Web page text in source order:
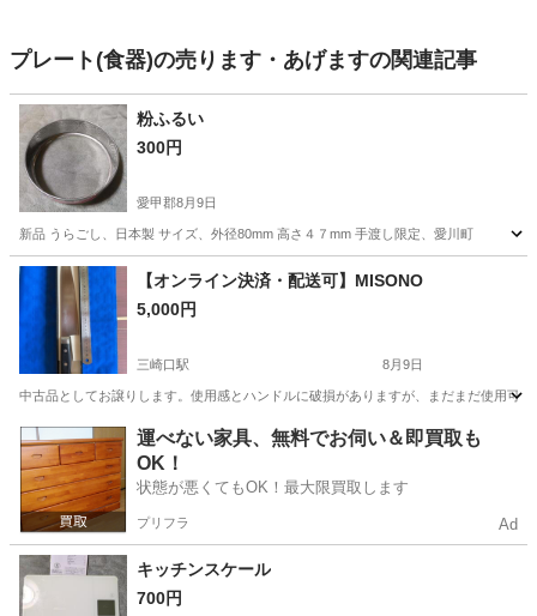
プレート(食器)の売ります・あげますの関連記事
粉ふるい
300円
愛甲郡8月9日
新品 うらごし、日本製 サイズ、外径80mm 高さ４７mm 手渡し限定、愛川町
神奈川 愛甲郡 調理器具
【オンライン決済・配送可】MISONO
5,000円
三崎口駅 8月9日
中古品としてお譲りします。使用感とハンドルに破損がありますが、まだまだ使用可
神奈川 三浦市 三崎口駅 調理器具 牛刀
運べない家具、無料でお伺い＆即買取も
OK！
状態が悪くてもOK！最大限買取します
プリフラ Ad
キッチンスケール
700円